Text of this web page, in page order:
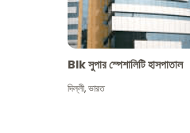
Blk সুপার স্পেশালিটি হাসপাতাল
দিল্লী,ভারত